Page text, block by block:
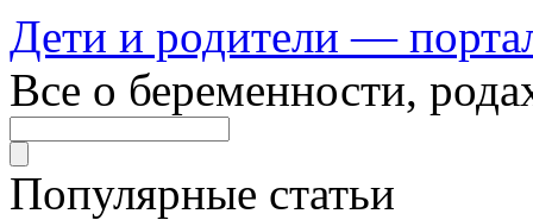
Дети и родители —
Все о беременности,
Популярные статьи